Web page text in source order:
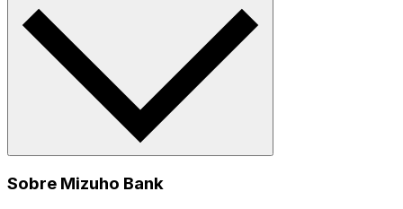
Sobre Mizuho Bank